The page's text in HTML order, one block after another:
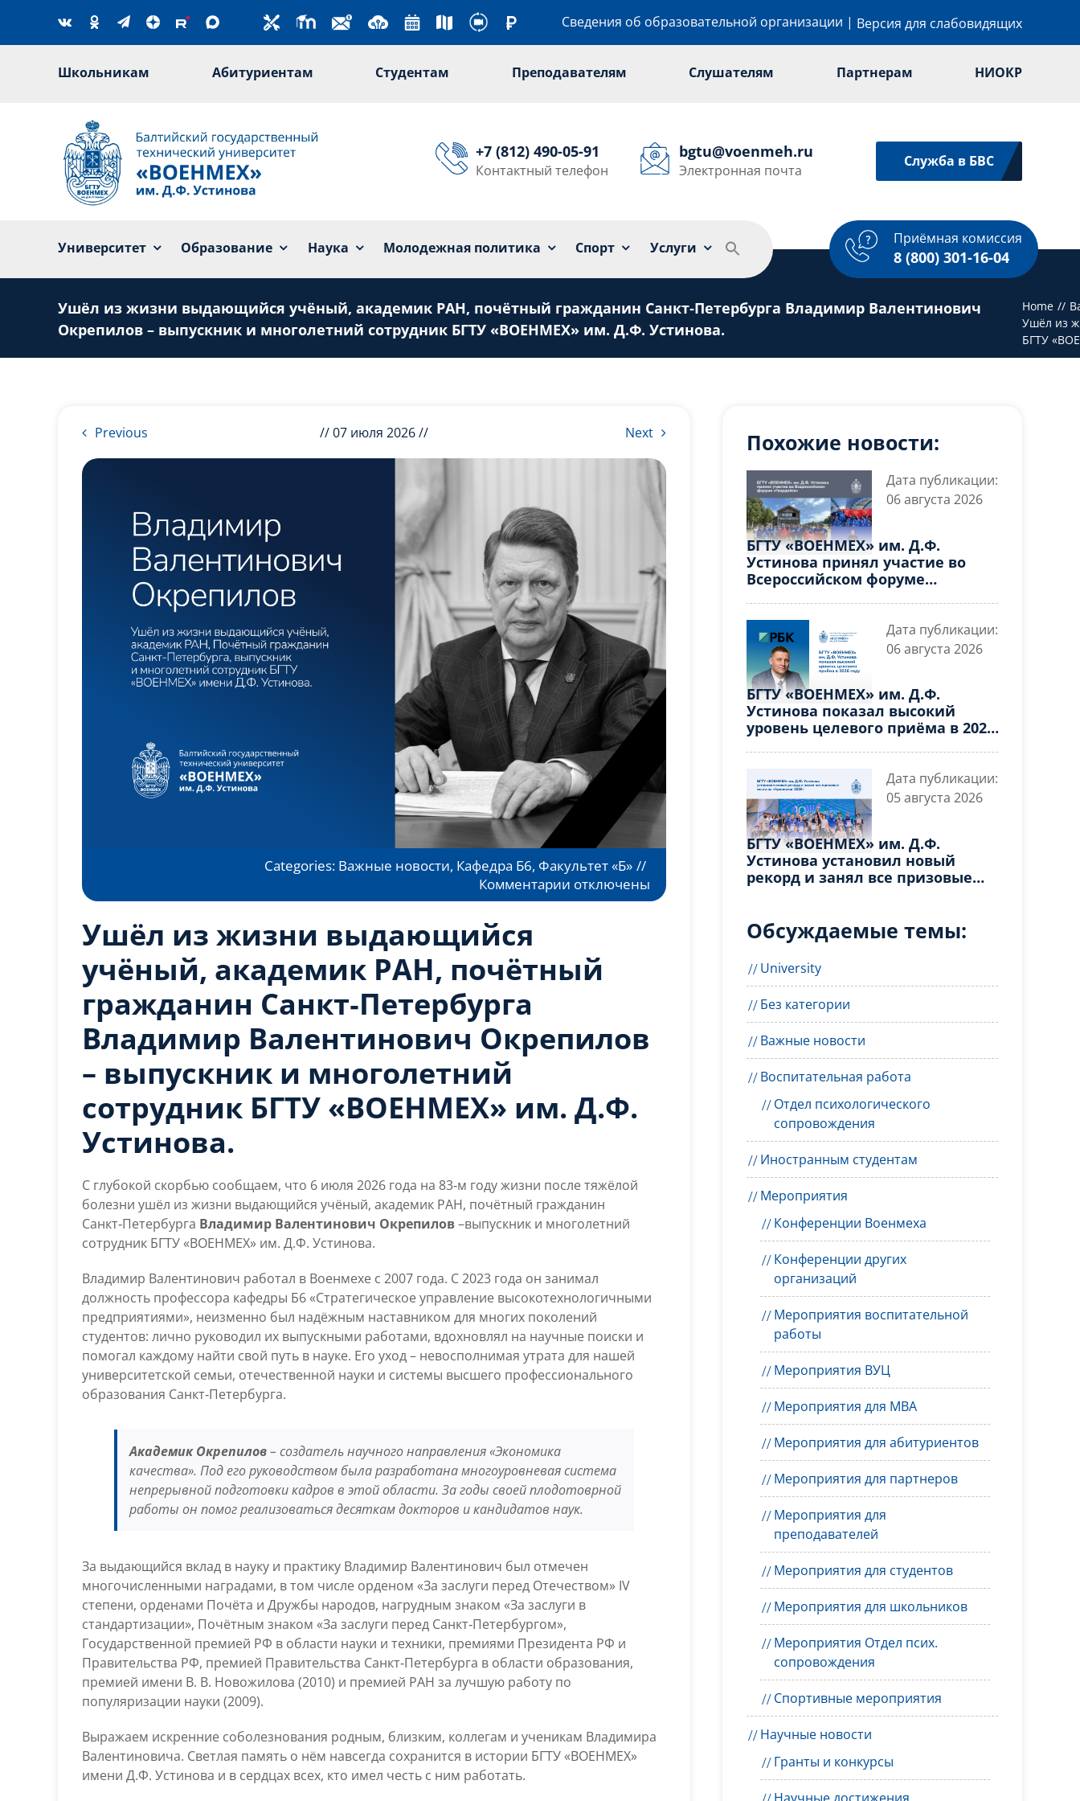
content
Сведения об образовательной организации | Версия для слабовидящих
Школьникам Абитуриентам Студентам Преподавателям Слушателям Партнерам НИОКР
+7 (812) 490-05-91
Контактный телефон
bgtu@voenmeh.ru
Электронная почта
Служба в БВС
Университет Образование Наука Молодежная политика Спорт Услуги
Приёмная комиссия
8 (800) 301-16-04
Университет Образование Наука Молодежная политика Спорт Услуги
Ушёл из жизни выдающийся учёный, академик РАН, почётный гражданин Санкт‑Петербурга Владимир Валентинович
Окрепилов – выпускник и многолетний сотрудник БГТУ «ВОЕНМЕХ» им. Д.Ф. Устинова.
Home
Ушёл из
БГТУ
Previous Next
// 07 июля 2026 //
Categories: Важные новости, Кафедра Б6, Факультет «Б» //
Комментариик
записи
жизни
выдающийся
РАН,
почётный
Владимир
Валентинович
выпускник
многолетний
сотрудник
им.
Д.Ф.
Устинова.
отключены
Ушёл из жизни выдающийся
учёный, академик РАН, почётный
гражданин Санкт‑Петербурга
Владимир Валентинович Окрепилов
– выпускник и многолетний
сотрудник БГТУ «ВОЕНМЕХ» им. Д.Ф.
Устинова.
С глубокой скорбью сообщаем, что 6 июля 2026 года на 83‑м году жизни после тяжёлой
болезни ушёл из жизни выдающийся учёный, академик РАН, почётный гражданин
Санкт‑Петербурга Владимир Валентинович Окрепилов–выпускник и многолетний
сотрудник БГТУ«ВОЕНМЕХ» им. Д.Ф. Устинова.
Владимир Валентинович работал в Военмехе с 2007 года. С 2023 года он занимал
должность профессора кафедры Б6 «Стратегическое управление высокотехнологичными
предприятиями», неизменно был надёжным наставником для многих поколений
студентов: лично руководил их выпускными работами, вдохновлял на научные поиски и
помогал каждому найти свой путь в науке. Его уход – невосполнимая утрата для нашей
университетской семьи, отечественной науки и системы высшего профессионального
образования Санкт‑Петербурга.
Академик Окрепилов– создатель научного направления «Экономика
качества». Под его руководством была разработана многоуровневая система
непрерывной подготовки кадров в этой области. За годы своей плодотоврной
работы он помог реализоваться десяткам докторов и кандидатов наук.
За выдающийся вклад в науку и практику Владимир Валентинович был отмечен
многочисленными наградами, в том числе орденом «За заслуги перед Отечеством» IV
степени, орденами Почёта и Дружбы народов, нагрудным знаком «За заслуги в
стандартизации», Почётным знаком «За заслуги перед Санкт‑Петербургом»,
Государственной премией РФ в области науки и техники, премиями Президента РФ и
Правительства РФ, премией Правительства Санкт‑Петербурга в области образования,
премией имени В. В. Новожилова (2010) и премией РАН за лучшую работу по
популяризации науки (2009).
Выражаем искренние соболезнования родным, близким, коллегам и ученикам Владимира
Валентиновича. Светлая память о нём навсегда сохранится в истории БГТУ«ВОЕНМЕХ»
имени Д.Ф. Устинова и в сердцах всех, кто имел честь с ним работать.
Похожие новости:
Дата публикации:
06 августа 2026
БГТУ «ВОЕНМЕХ» им. Д.Ф.
Устинова принял участие во
Всероссийском форуме
Дата публикации:
06 августа 2026
БГТУ «ВОЕНМЕХ» им. Д.Ф.
Устинова показал высокий
уровень целевого приёма в 2026
Дата публикации:
05 августа 2026
БГТУ «ВОЕНМЕХ» им. Д.Ф.
Устинова установил новый
рекорд и занял все призовые
Обсуждаемые темы:
University
Без категории
Важные новости
Воспитательная работа
Отдел психологического
сопровождения
Иностранным студентам
Мероприятия
Конференции Военмеха
Конференции других
организаций
Мероприятия воспитательной
работы
Мероприятия ВУЦ
Мероприятия для MBA
Мероприятия для абитуриентов
Мероприятия для партнеров
Мероприятия для
преподавателей
Мероприятия для студентов
Мероприятия для школьников
Мероприятия Отдел псих.
сопровождения
Спортивные мероприятия
Научные новости
Гранты и конкурсы
Научные достижения